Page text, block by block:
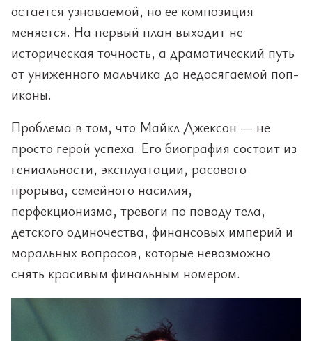
остается узнаваемой, но ее композиция
меняется. На первый план выходит не
историческая точность, а драматический путь
от униженного мальчика до недосягаемой поп-
иконы.
Проблема в том, что Майкл Джексон — не
просто герой успеха. Его биография состоит из
гениальности, эксплуатации, расового
прорыва, семейного насилия,
перфекционизма, тревоги по поводу тела,
детского одиночества, финансовых империй и
моральных вопросов, которые невозможно
снять красивым финальным номером.